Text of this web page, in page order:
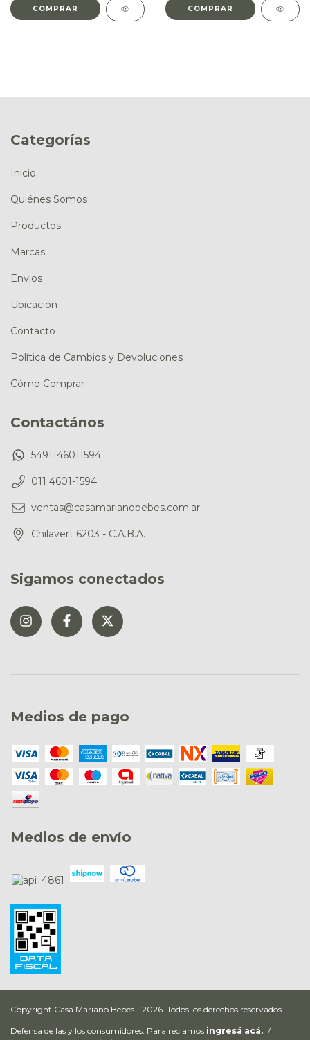
Categorías
Inicio
Quiénes Somos
Productos
Marcas
Envios
Ubicación
Contacto
Política de Cambios y Devoluciones
Cómo Comprar
Contactános
5491146011594
011 4601-1594
ventas@casamarianobebes.com.ar
Chilavert 6203 - C.A.B.A.
Sigamos conectados
Medios de pago
Medios de envío
Copyright Casa Mariano Bebes - 2026. Todos los derechos reservados.
Defensa de las y los consumidores. Para reclamos ingresá acá. /